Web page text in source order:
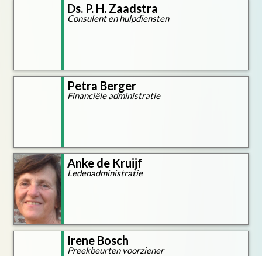
Ds. P. H. Zaadstra
Consulent en hulpdiensten
Petra Berger
Financiële administratie
Anke de Kruijf
Ledenadministratie
Irene Bosch
Preekbeurten voorziener